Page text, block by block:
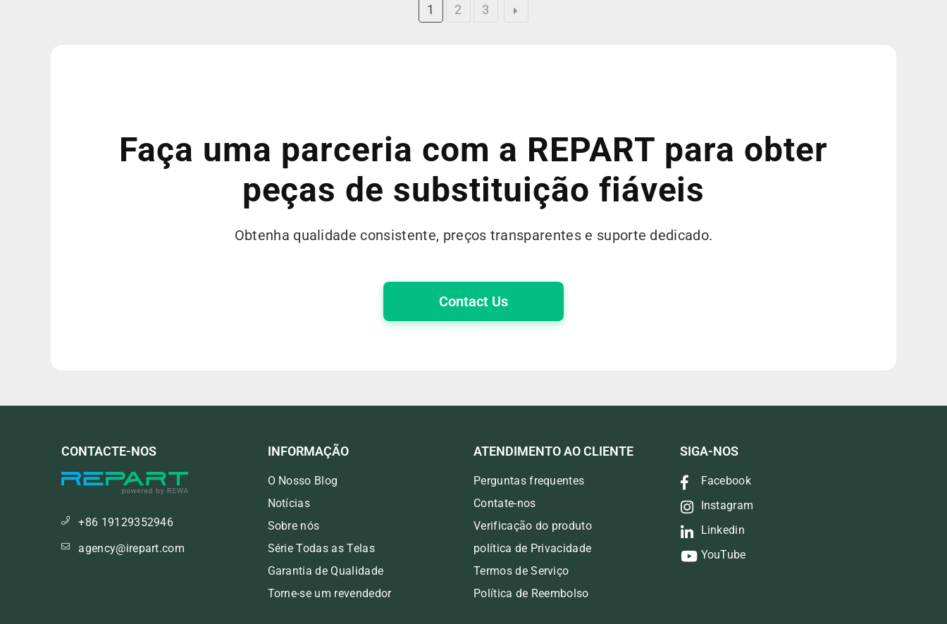
1 2 3
Faça uma parceria com a REPART para obter
peças de substituição fiáveis
Obtenha qualidade consistente, preços transparentes e suporte dedicado.
Contact Us
CONTACTE-NOS
+86 19129352946
agency@irepart.com
INFORMAÇÃO
O Nosso Blog
Notícias
Sobre nós
Série Todas as Telas
Garantia de Qualidade
Torne-se um revendedor
ATENDIMENTO AO CLIENTE
Perguntas frequentes
Contate-nos
Verificação do produto
política de Privacidade
Termos de Serviço
Política de Reembolso
SIGA-NOS
Facebook
Instagram
Linkedin
YouTube